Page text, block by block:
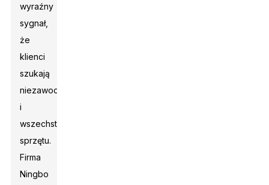
wyraźny
sygnał,
że
klienci
szukają
niezawodnego
i
wszechstronnego
sprzętu.
Firma
Ningbo